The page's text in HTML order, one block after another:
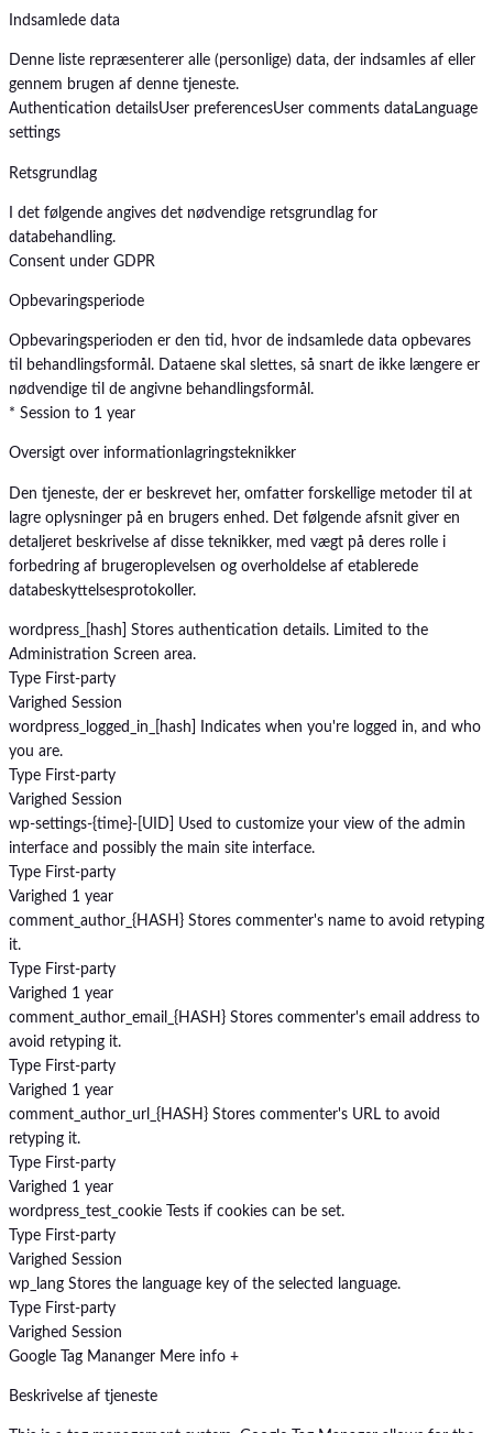
Indsamlede data
Denne liste repræsenterer alle (personlige) data, der indsamles af eller
gennem brugen af denne tjeneste.
Authentication detailsUser preferencesUser comments data Language
settings
Retsgrundlag
I det følgende angives det nødvendige retsgrundlag for
databehandling.
Consent under GDPR
Opbevaringsperiode
Opbevaringsperioden er den tid, hvor de indsamlede data opbevares
til behandlingsformål. Dataene skal slettes, så snart de ikke længere er
nødvendige til de angivne behandlingsformål.
* Session to 1 year
Oversigt over informationlagringsteknikker
Den tjeneste, der er beskrevet her, omfatter forskellige metoder til at
lagre oplysninger på en brugers enhed. Det følgende afsnit giver en
detaljeret beskrivelse af disse teknikker, med vægt på deres rolle i
forbedring af brugeroplevelsen og overholdelse af etablerede
databeskyttelsesprotokoller.
wordpress_[hash]
Stores authentication details. Limited to the
Administration Screen area.
Type First-party
Varighed Session
wordpress_logged_in_[hash]
Indicates when you're logged in, and who
you are.
Type First-party
Varighed Session
wp-settings-{time}-[UID]
Used to customize your view of the admin
interface and possibly the main site interface.
Type First-party
Varighed 1 year
comment_author_{HASH} Stores commenter's name to avoid retyping
it.
Type First-party
Varighed 1 year
comment_author_email_{HASH} Stores commenter's email address to
avoid retyping it.
Type First-party
Varighed 1 year
comment_author_url_{HASH} Stores commenter's URL to avoid
retyping it.
Type First-party
Varighed 1 year
wordpress_test_cookie
Tests if cookies can be set.
Type First-party
Varighed Session
wp_lang Stores the language key of the selected language.
Type First-party
Varighed Session
Google Tag Mananger Mere info +
Beskrivelse af tjeneste